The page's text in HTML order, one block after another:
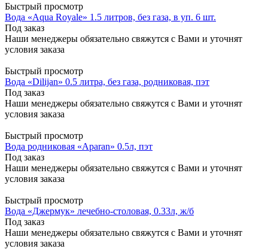
Быстрый просмотр
Вода «Aqua Royale» 1.5 литров, без газа, в уп. 6 шт.
Под заказ
Наши менеджеры обязательно свяжутся с Вами и уточнят
условия заказа
Быстрый просмотр
Вода «Dilijan» 0.5 литра, без газа, родниковая, пэт
Под заказ
Наши менеджеры обязательно свяжутся с Вами и уточнят
условия заказа
Быстрый просмотр
Вода родниковая «Aparan» 0.5л, пэт
Под заказ
Наши менеджеры обязательно свяжутся с Вами и уточнят
условия заказа
Быстрый просмотр
Вода «Джермук» лечебно-столовая, 0.33л, ж/б
Под заказ
Наши менеджеры обязательно свяжутся с Вами и уточнят
условия заказа